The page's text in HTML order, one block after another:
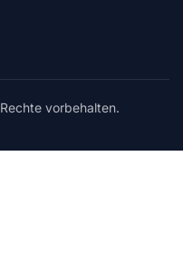
vorbehalten.